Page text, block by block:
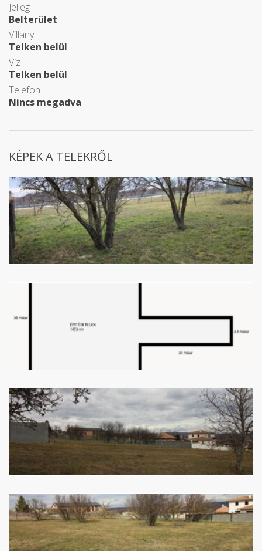
Jelleg
Belterület
Villany
Telken belül
Víz
Telken belül
Telefon
Nincs megadva
KÉPEK A TELEKRŐL